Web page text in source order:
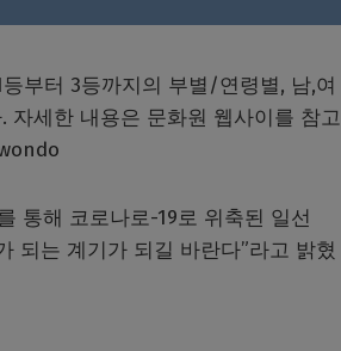
부터 3등까지의 부별/연령별, 남,여
자세한 내용은 문화원 웹사이를 참고
통해 코로나로-19로 위축된 일선
되는 계기가 되길 바란다”라고 밝혔